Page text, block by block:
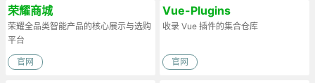
荣耀商城
荣耀全品类智能产品的核心展示与选购
平台
官网
Vue-Plugins
收录 Vue 插件的集合仓库
官网